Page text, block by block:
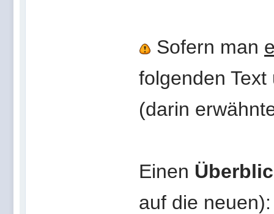
Sofern man
folgenden
(darin
Einen
auf die